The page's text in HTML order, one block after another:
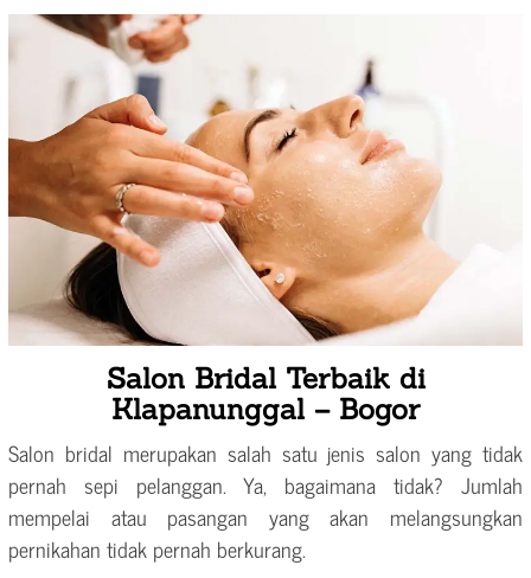
Salon Bridal Terbaik di
Klapanunggal – Bogor
Salon bridal merupakan salah satu jenis salon yang tidak
pernah sepi pelanggan. Ya, bagaimana tidak? Jumlah
mempelai atau pasangan yang akan melangsungkan
pernikahan tidak pernah berkurang.